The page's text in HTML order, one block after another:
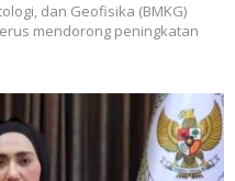
dan Geofisika (BMKG)
mendorong peningkatan